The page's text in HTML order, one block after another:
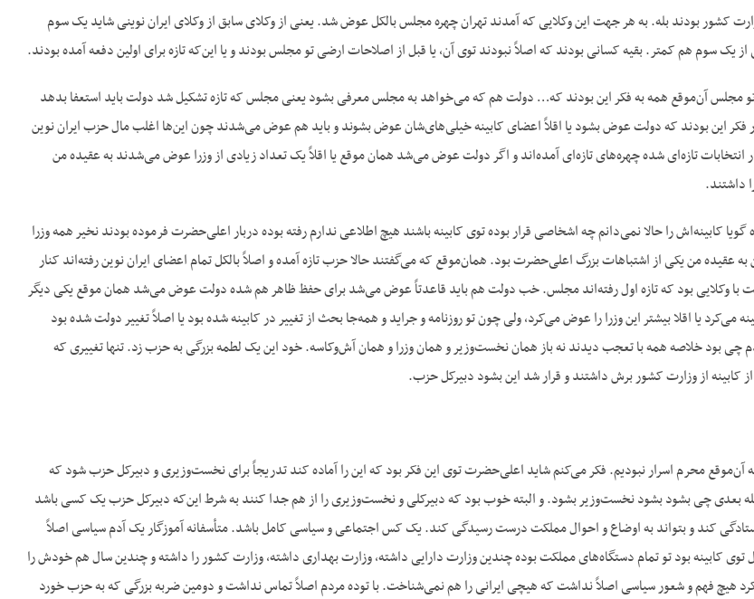
کشور بودند بله. به هر جهت این وکلایی که آمدند تهران چهره مجلس بالکل عوض شد. یعنی از وکلای سابق از وکلای ایران نوینی شاید یک سوم
یک سوم هم کمتر. بقیه کسانی بودند که اصلاً نبودند توی آن، یا قبل از اصلاحات ارضی تو مجلس بودند و یا این‌که تازه برای اولین دفعه آمده بودند.
مجلس آن‌موقع همه به فکر این بودند که… دولت هم که می‌خواهد به مجلس معرفی بشود یعنی مجلس که تازه تشکیل شد دولت باید استعفا بدهد
فکر این بودند که دولت عوض بشود یا اقلاً اعضای کابینه خیلی‌های‌شان عوض بشوند و باید هم عوض می‌شدند چون این‌ها اغلب مال حزب ایران نوین
انتخابات تازه‌ای شده چهره‌های تازه‌ای آمده‌اند و اگر دولت عوض می‌شد همان موقع یا اقلاً یک تعداد زیادی از وزرا عوض می‌شدند به عقیده من
داشتند.
کابینه‌اش را حالا نمی‌دانم چه اشخاصی قرار بوده توی کابینه باشند هیچ اطلاعی ندارم رفته بوده دربار اعلی‌حضرت فرموده بودند نخیر همه وزرا
به عقیده من یکی از اشتباهات بزرگ اعلی‌حضرت بود. همان‌موقع که می‌گفتند حالا حزب تازه آمده و اصلاً بالکل تمام اعضای ایران نوین رفته‌اند کنار
با وکلایی بود که تازه اول رفته‌اند مجلس. خب دولت هم باید قاعدتاً عوض می‌شد برای حفظ ظاهر هم شده دولت عوض می‌شد همان موقع یکی دیگر
می‌کرد یا اقلا بیشتر این وزرا را عوض می‌کرد، ولی چون تو روزنامه و جراید و همه‌جا بحث از تغییر در کابینه شده بود یا اصلاً تغییر دولت شده بود
بود خلاصه همه با تعجب دیدند نه باز همان نخست‌وزیر و همان وزرا و همان آش‌وکاسه. خود این یک لطمه بزرگی به حزب زد. تنها تغییری که
از کابینه از وزارت کشور برش داشتند و قرار شد این بشود دبیرکل حزب.
آن‌موقع محرم اسرار نبودیم. فکر می‌کنم شاید اعلی‌حضرت توی این فکر بود که این را آماده کند تدریجاً برای نخست‌وزیری و دبیرکل حزب شود که
بعدی چی بشود بشود نخست‌وزیر بشود. و البته خوب بود که دبیرکلی و نخست‌وزیری را از هم جدا کنند به شرط این‌که دبیرکل حزب یک کسی باشد
کند و بتواند به اوضاع و احوال مملکت درست رسیدگی کند. یک کس اجتماعی و سیاسی کامل باشد. متأسفانه آموزگار یک آدم سیاسی اصلاً
آموزگار در صورتی که ۱۷ سال توی کابینه بود تو تمام دستگاه‌های مملکت بوده چندین وزارت دارایی داشته، وزارت بهداری داشته، وزارت کشور را داشته و چندین سال هم خودش را
هیچ فهم و شعور سیاسی اصلاً نداشت که هیچی ایرانی را هم نمی‌شناخت. با توده مردم اصلاً تماس نداشت و دومین ضربه بزرگی که به حزب خورد